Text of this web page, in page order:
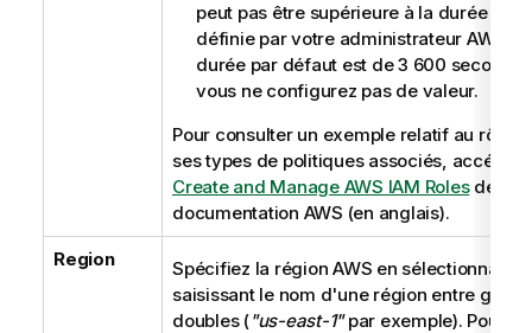
peut pas être supérieure à la durée
définie par votre administrateur AWS.
durée par défaut est de 3 600
vous ne configurez pas de valeur.
Pour consulter un exemple relatif au rôle
ses types de politiques associés, accédez
Create and Manage AWS IAM Roles
documentation AWS (en anglais).
Region
Spécifiez la région AWS en sélectionnant
saisissant le nom d'une région entre
doubles ("us-east-1"par exemple). Pour